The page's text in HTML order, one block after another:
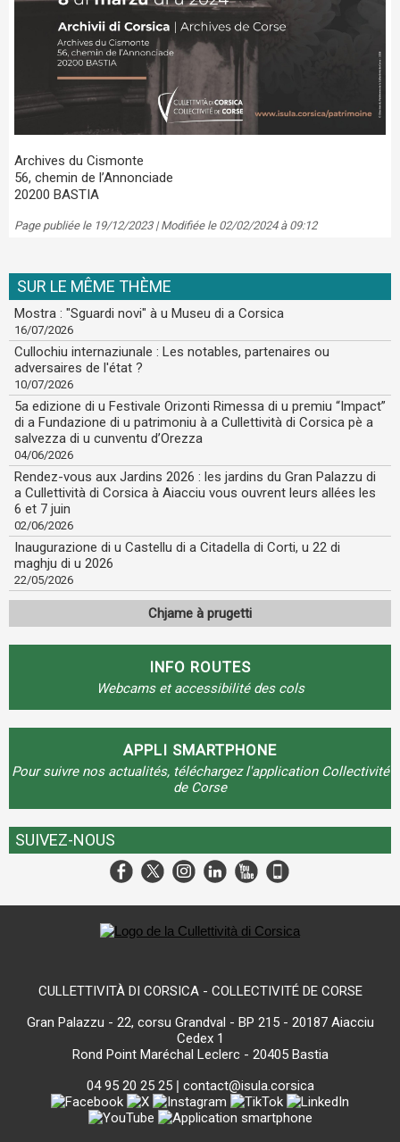
Archives du Cismonte
56, chemin de l’Annonciade
20200 BASTIA
Page publiée le 19/12/2023 | Modifiée le 02/02/2024 à 09:12
SUR LE MÊME THÈME
Mostra : "Sguardi novi" à u Museu di a Corsica
16/07/2026
Cullochiu internaziunale : Les notables, partenaires ou
adversaires de l'état ?
10/07/2026
5a edizione di u Festivale Orizonti Rimessa di u premiu “Impact”
di a Fundazione di u patrimoniu à a Cullettività di Corsica pè a
salvezza di u cunventu d’Orezza
04/06/2026
Rendez-vous aux Jardins 2026 : les jardins du Gran Palazzu di
a Cullettività di Corsica à Aiacciu vous ouvrent leurs allées les
6 et 7 juin
02/06/2026
Inaugurazione di u Castellu di a Citadella di Corti, u 22 di
maghju di u 2026
22/05/2026
Chjame à prugetti
INFO ROUTES
Webcams et accessibilité des cols
APPLI SMARTPHONE
Pour suivre nos actualités, téléchargez l'application Collectivité
de Corse
SUIVEZ-NOUS
CULLETTIVITÀ DI CORSICA - COLLECTIVITÉ DE CORSE
Gran Palazzu - 22, corsu Grandval - BP 215 - 20187 Aiacciu
Cedex 1
Rond Point Maréchal Leclerc - 20405 Bastia
04 95 20 25 25| contact@isula.corsica